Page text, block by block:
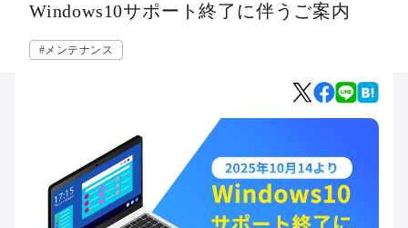
Windows10サポート終了に伴うご案内
#メンテナンス